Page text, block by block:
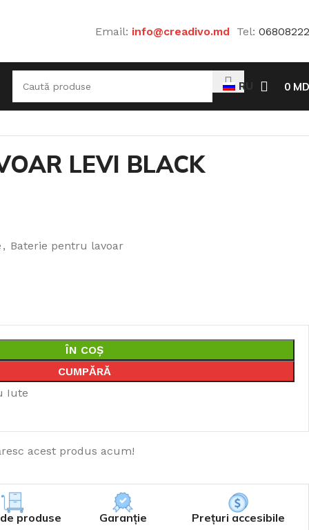
Email: info@creadivo.md Tel:
RU 0
LEVI BLACK
, Baterie pentru lavoar
ÎN COȘ
CUMPĂRĂ
Iute
acest produs acum!
produse Garanție Prețuri accesibile